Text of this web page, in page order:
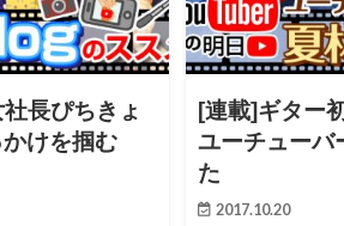
長ぴちきょ
けを掴む
[連載]ギター
ユーチューバ
た
2017.10.20